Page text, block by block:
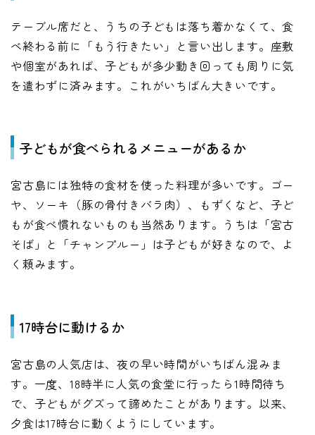
テーブル席だと、うちの子どもは落ち着かなくて、食
べ終わる前に「もう行きたい」と言い出します。座敷
や個室があれば、子どもが多少動き回っても周りに気
を遣わずに済みます。これがいちばん大きいです。
子どもが食べられるメニューがあるか
宮古島には独特の食材を使った料理が多いです。ゴー
ヤ、ソーキ（豚の骨付きバラ肉）、もずくなど、子ど
もが食べ慣れないものも当然あります。うちは「宮古
そば」と「チャンプルー」は子どもが好きなので、よ
く頼みます。
17時台に動けるか
宮古島の人気店は、夜の早い時間がいちばん混みま
す。一度、18時半に人気の食堂に行ったら1時間待ち
で、子どもがグズって諦めたことがあります。以来、
夕食は17時台に動くようにしています。